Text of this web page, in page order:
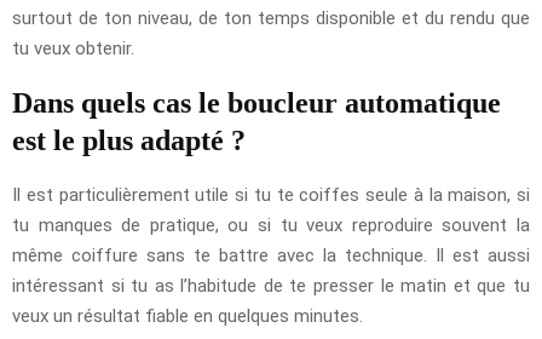
surtout de ton niveau, de ton temps disponible et du rendu que
tu veux obtenir.
Dans quels cas le boucleur automatique
est le plus adapté ?
Il est particulièrement utile si tu te coiffes seule à la maison, si
tu manques de pratique, ou si tu veux reproduire souvent la
même coiffure sans te battre avec la technique. Il est aussi
intéressant si tu as l’habitude de te presser le matin et que tu
veux un résultat fiable en quelques minutes.